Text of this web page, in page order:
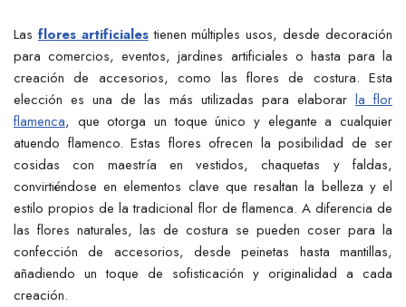
Las flores artificialestienen múltiples usos, desde decoración
para comercios, eventos, jardines artificiales o hasta para la
creación de accesorios, como las flores de costura. Esta
elección es una de las más utilizadas para elaborar la flor
flamenca, que otorga un toque único y elegante a cualquier
atuendo flamenco. Estas flores ofrecen la posibilidad de ser
cosidas con maestría en vestidos, chaquetas y faldas,
convirtiéndose en elementos clave que resaltan la belleza y el
estilo propios de la tradicional flor de flamenca. A diferencia de
las flores naturales, las de costura se pueden coser para la
confección de accesorios, desde peinetas hasta mantillas,
añadiendo un toque de sofisticación y originalidad a cada
creación.